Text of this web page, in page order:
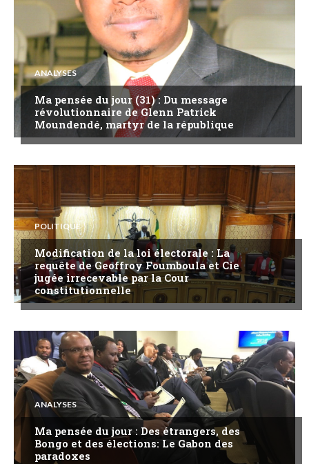
ANALYSES
Ma pensée du jour (31) : Du message
révolutionnaire de Glenn Patrick
Moundendé, martyr de la république
POLITIQUE
Modification de la loi électorale : La
requête de Geoffroy Foumboula et Cie
jugée irrecevable par la Cour
constitutionnelle
ANALYSES
Ma pensée du jour : Des étrangers, des
Bongo et des élections: Le Gabon des
paradoxes